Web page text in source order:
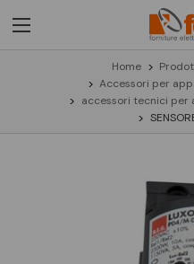
Home
Accessori per
accessori tecnici per